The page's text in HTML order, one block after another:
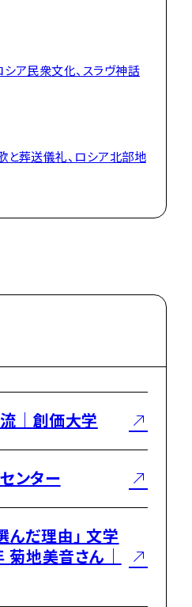
シア民衆文化、スラヴ神話
と葬送儀礼、ロシア北部地
｜創価大学
ンター
んだ理由」 文学
菊地美音さん｜